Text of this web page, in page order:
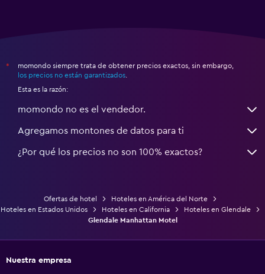
*
momondo siempre trata de obtener precios exactos, sin embargo,
los precios no están garantizados
Esta es la razón:
momondo no es el vendedor.
Agregamos montones de datos para ti
¿Por qué los precios no son 100% exactos?
Ofertas de hotel
Hoteles en América del Norte
Hoteles en Estados Unidos
Hoteles en California
Hoteles en Glendale
Glendale Manhattan Motel
Nuestra empresa